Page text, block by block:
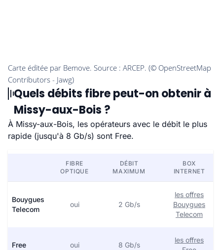
Quels débits fibre peut-on obtenir à
Missy-aux-Bois ?
À Missy-aux-Bois, les opérateurs avec le débit le plus
rapide (jusqu'à 8 Gb/s) sont Free.
FIBRE
OPTIQUE
DÉBIT
MAXIMUM
BOX
INTERNET
Bouygues
Telecom
oui 2 Gb/s
les offres
Bouygues
Telecom
Free oui 8 Gb/s
les offres